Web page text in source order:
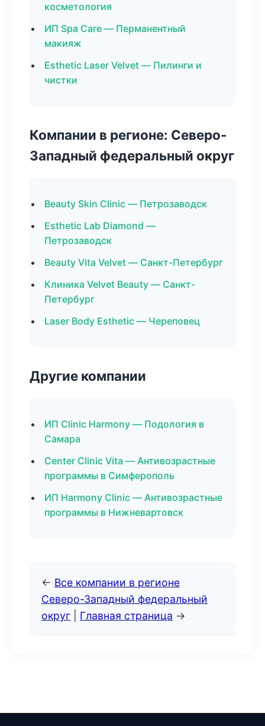
косметология
ИП Spa Care — Перманентный
макияж
Esthetic Laser Velvet — Пилинги и
чистки
Компании в регионе: Северо-
Западный федеральный округ
Beauty Skin Clinic — Петрозаводск
Esthetic Lab Diamond —
Петрозаводск
Beauty Vita Velvet — Санкт-Петербург
Клиника Velvet Beauty — Санкт-
Петербург
Laser Body Esthetic — Череповец
Другие компании
ИП Clinic Harmony — Подология в
Самара
Center Clinic Vita — Антивозрастные
программы в Симферополь
ИП Harmony Clinic — Антивозрастные
программы в Нижневартовск
← Все компании в регионе
Северо-Западный федеральный
округ
Главная страница →